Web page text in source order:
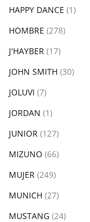
HAPPY DANCE (1)
HOMBRE (278)
J'HAYBER (17)
JOHN SMITH (30)
JOLUVI (7)
JORDAN (1)
JUNIOR (127)
MIZUNO (66)
MUJER (249)
MUNICH (27)
MUSTANG (24)